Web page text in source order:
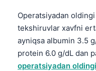
Operatsiyadan
tekshiruvlar xavfni
ayniqsa albumin 3.5
protein 6.0 g/dL dan
operatsiyadan
Suomi
Hrvatski
Slovenčina
كوردی‎